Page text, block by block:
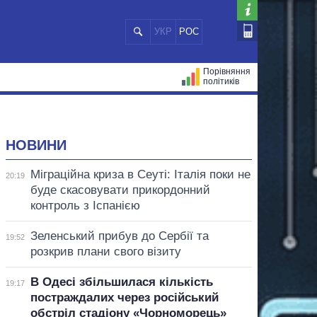
УКР РОС
Порівняння
політиків
НОВИНИ
20:19
Міграційна криза в Сеуті: Італія поки не
буде скасовувати прикордонний
контроль з Іспанією
19:52
Зеленський прибув до Сербії та
розкрив плани свого візиту
19:17
В Одесі збільшилася кількість
постраждалих через російський
обстріл стадіону «Чорноморець»